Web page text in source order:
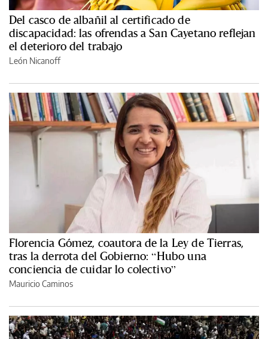
Del casco de albañil al certificado de
discapacidad: las ofrendas a San Cayetano reflejan
el deterioro del trabajo
León Nicanoff
Florencia Gómez, coautora de la Ley de Tierras,
tras la derrota del Gobierno: “Hubo una
conciencia de cuidar lo colectivo”
Mauricio Caminos